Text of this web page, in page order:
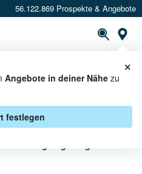
56.122.869 Prospekte & Angebote
Angebote in deiner Nähe zu
festlegen
×
&
SÜD